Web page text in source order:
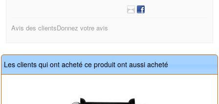
Avis des clientsDonnez votre avis
Les clients qui ont acheté ce produit ont aussi acheté